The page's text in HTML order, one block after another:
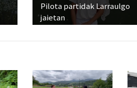
Pilota partidak Larraulgo
jaietan